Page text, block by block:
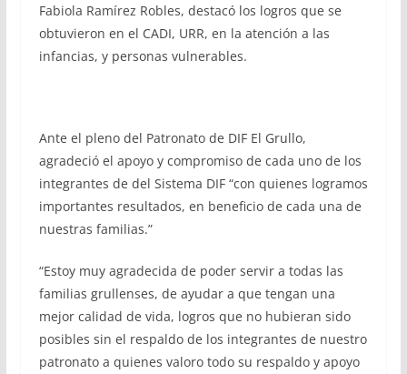
Fabiola Ramírez Robles, destacó los logros que se
obtuvieron en el CADI, URR, en la atención a las
infancias, y personas vulnerables.
Ante el pleno del Patronato de DIF El Grullo,
agradeció el apoyo y compromiso de cada uno de los
integrantes de del Sistema DIF “con quienes logramos
importantes resultados, en beneficio de cada una de
nuestras familias.”
“Estoy muy agradecida de poder servir a todas las
familias grullenses, de ayudar a que tengan una
mejor calidad de vida, logros que no hubieran sido
posibles sin el respaldo de los integrantes de nuestro
patronato a quienes valoro todo su respaldo y apoyo